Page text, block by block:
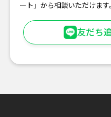
ート」から相談いただけます
友だち